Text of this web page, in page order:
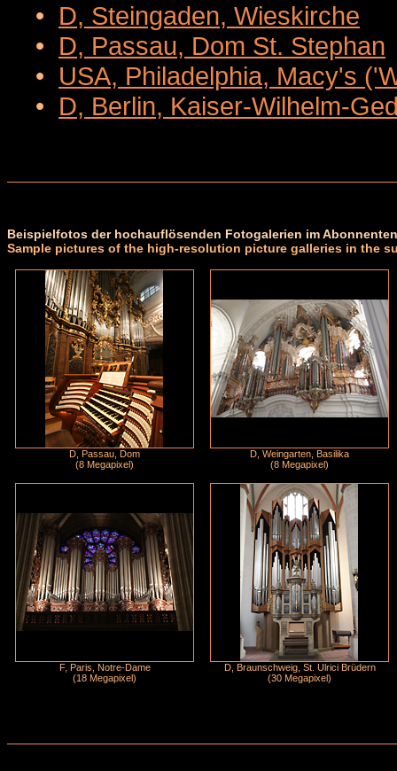
• D, Steingaden, Wieskirche
• D, Passau, Dom St. Stephan
• USA, Philadelphia, Macy's
• D, Berlin, Kaiser-Wilhelm-
Beispielfotos der hochauflösenden Fotogalerien im
Sample pictures of the high-resolution picture galleries in the
D, Passau, Dom
(8 Megapixel)
D, Weingarten, Basilika
(8 Megapixel)
F, Paris, Notre-Dame
(18 Megapixel)
D, Braunschweig, St. Ulrici Brüdern
(30 Megapixel)